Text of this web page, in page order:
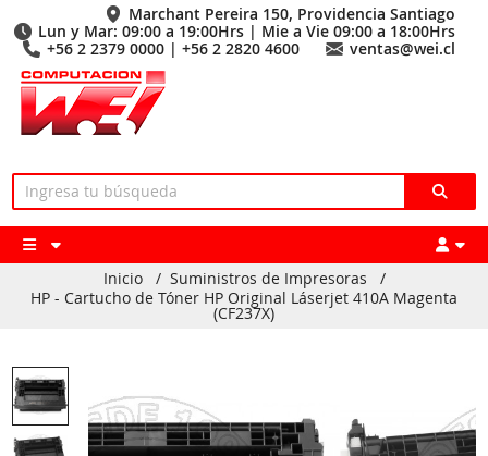
Marchant Pereira 150, Providencia Santiago
Lun y Mar: 09:00 a 19:00Hrs | Mie a Vie 09:00 a 18:00Hrs
+56 2 2379 0000 | +56 2 2820 4600
ventas@wei.cl
Inicio / Suministros de Impresoras
/
HP - Cartucho de Tóner HP Original Láserjet 410A Magenta
(CF237X)